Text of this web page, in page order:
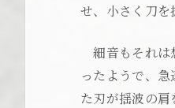
せ、小さく刀を
細音もそれは
ったようで、
た刃が揺波の肩